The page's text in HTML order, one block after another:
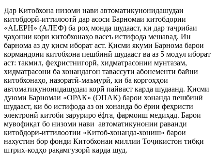
Дар Китобхона низоми нави автоматикунонидашудаи
китобдорӣ-иттилоотӣ дар асоси Барномаи китобдории
«ALEPH» (АЛЕФ) ба роҳ монда шудааст, ки дар таҷрибаи
ҷаҳонии кори китобхонаҳо васеъ истифода мешавад. Ин
барнома аз ду қисм иборат аст. Қисми якуми Барнома барои
кормандони китобхона пешбинӣ шудааст ва аз 5 модул иборат
аст: такмил, феҳристнигорӣ, хидматрасонии мунтазам,
хидматрасонӣ ба хонандагон тавассути абонементи байни
китобхонаҳо, назоратӣ-маъмурӣ, ки ба коргоҳҳои
автоматикунонидашудаи корӣ пайваст карда шудаанд. Қисми
дуюми Барномаи «ОРАК» (ОПАК) барои хонанда пешбинӣ
шудааст, ки бо истифода аз он хонанда бо ёрии феҳристи
электронӣ китоби заруриро ёфта, фармоиш медиҳад. Барои
мувофиқат бо низоми нави автоматикунонии раванди
китобдорӣ-иттилоотии «Китоб-хонанда-хониш» барои
нахустин бор фонди Китобхонаи миллии Тоҷикистон тибқи
штрих-кодҳо рақамгузорӣ карда шуд.